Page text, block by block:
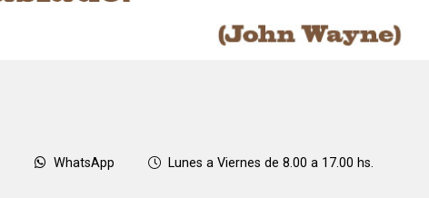
WhatsApp Lunes a Viernes de 8.00 a 17.00 hs.